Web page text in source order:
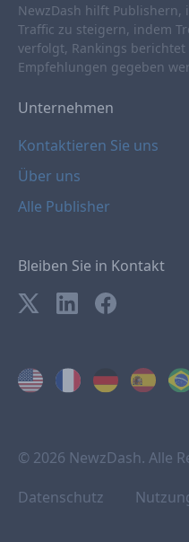
NewzDash hilft
Traffic zu steigern, indem
verfolgt, Rankings berichtet
Empfehlungen gegeben
Unternehmen
Kontaktieren Sie uns
Über uns
Alle Publisher
Bleiben Sie in Kontakt
© 2026 NewzDash. Alle
Datenschutz